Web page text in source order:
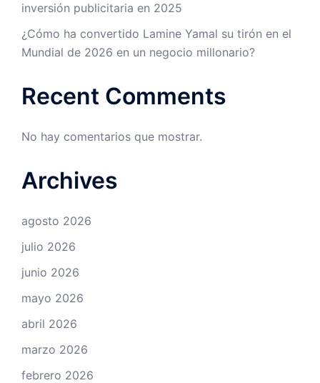
inversión publicitaria en 2025
¿Cómo ha convertido Lamine Yamal su tirón en el
Mundial de 2026 en un negocio millonario?
Recent Comments
No hay comentarios que mostrar.
Archives
agosto 2026
julio 2026
junio 2026
mayo 2026
abril 2026
marzo 2026
febrero 2026